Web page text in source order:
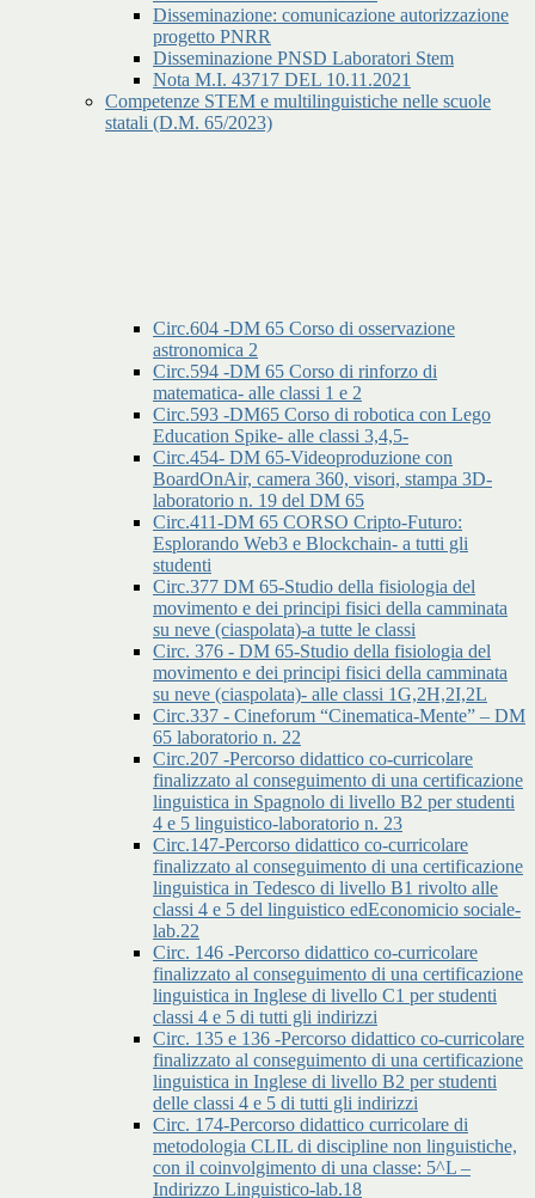
Disseminazione: comunicazione autorizzazione
progetto PNRR
Disseminazione PNSD Laboratori Stem
Nota M.I. 43717 DEL 10.11.2021
Competenze STEM e multilinguistiche nelle scuole
statali (D.M. 65/2023)
Circ.604 -DM 65 Corso di osservazione
astronomica 2
Circ.594 -DM 65 Corso di rinforzo di
matematica- alle classi 1 e 2
Circ.593 -DM65 Corso di robotica con Lego
Education Spike- alle classi 3,4,5-
Circ.454- DM 65-Videoproduzione con
BoardOnAir, camera 360, visori, stampa 3D-
laboratorio n. 19 del DM 65
Circ.411-DM 65 CORSO Cripto-Futuro:
Esplorando Web3 e Blockchain- a tutti gli
studenti
Circ.377 DM 65-Studio della fisiologia del
movimento e dei principi fisici della camminata
su neve (ciaspolata)-a tutte le classi
Circ. 376 - DM 65-Studio della fisiologia del
movimento e dei principi fisici della camminata
su neve (ciaspolata)- alle classi 1G,2H,2I,2L
Circ.337 - Cineforum “Cinematica-Mente” – DM
65 laboratorio n. 22
Circ.207 -Percorso didattico co-curricolare
finalizzato al conseguimento di una certificazione
linguistica in Spagnolo di livello B2 per studenti
4 e 5 linguistico-laboratorio n. 23
Circ.147-Percorso didattico co-curricolare
finalizzato al conseguimento di una certificazione
linguistica in Tedesco di livello B1 rivolto alle
classi 4 e 5 del linguistico edEconomicio sociale-
lab.22
Circ. 146 -Percorso didattico co-curricolare
finalizzato al conseguimento di una certificazione
linguistica in Inglese di livello C1 per studenti
classi 4 e 5 di tutti gli indirizzi
Circ. 135 e 136 -Percorso didattico co-curricolare
finalizzato al conseguimento di una certificazione
linguistica in Inglese di livello B2 per studenti
delle classi 4 e 5 di tutti gli indirizzi
Circ. 174-Percorso didattico curricolare di
metodologia CLIL di discipline non linguistiche,
con il coinvolgimento di una classe: 5^L –
Indirizzo Linguistico-lab.18